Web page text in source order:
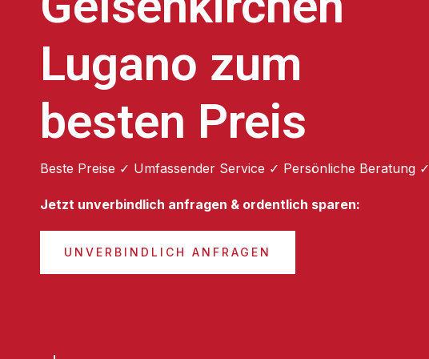
Lugano zum
besten Preis
Beste Preise ✓ Umfassender Service ✓ Persönliche Beratung ✓
Jetzt unverbindlich anfragen & ordentlich sparen:
UNVERBINDLICH ANFRAGEN